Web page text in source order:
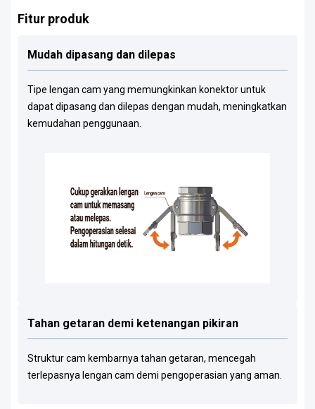
Fitur produk
Mudah dipasang dan dilepas
Tipe lengan cam yang memungkinkan konektor untuk
dapat dipasang dan dilepas dengan mudah, meningkatkan
kemudahan penggunaan.
Tahan getaran demi ketenangan pikiran
Struktur cam kembarnya tahan getaran, mencegah
terlepasnya lengan cam demi pengoperasian yang aman.